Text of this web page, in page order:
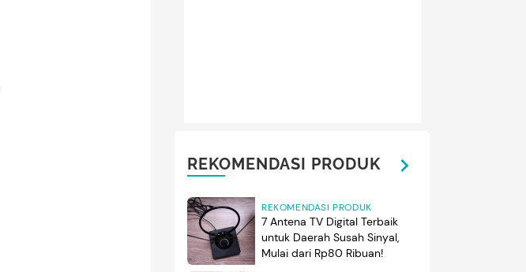
REKOMENDASI PRODUK
REKOMENDASI PRODUK
7 Antena TV Digital Terbaik
untuk Daerah Susah Sinyal,
Mulai dari Rp80 Ribuan!